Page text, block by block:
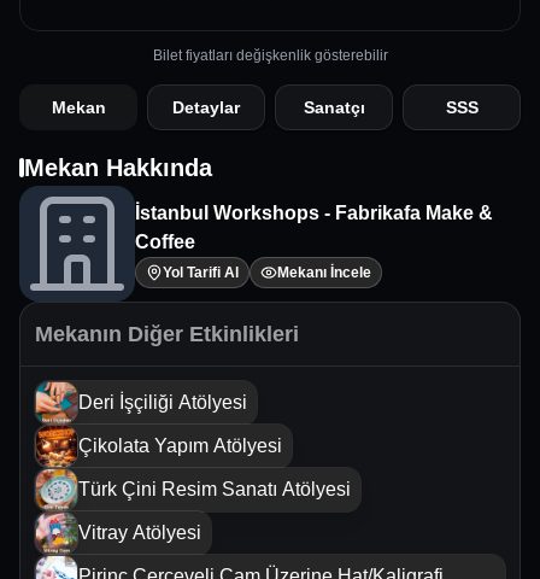
Bilet fiyatları değişkenlik gösterebilir
Mekan Detaylar Sanatçı SSS
Mekan Hakkında
İstanbul Workshops - Fabrikafa Make &
Coffee
Yol Tarifi Al Mekanı İncele
Mekanın Diğer Etkinlikleri
Deri İşçiliği Atölyesi
Çikolata Yapım Atölyesi
Türk Çini Resim Sanatı Atölyesi
Vitray Atölyesi